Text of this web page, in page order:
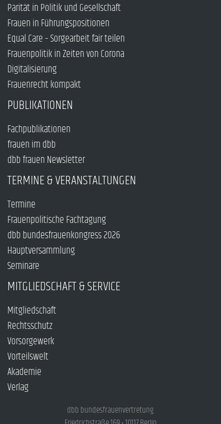
Parität in Politik und Gesellschaft
Frauen in Führungspositionen
Equal Care – Sorgearbeit fair teilen
Frauenpolitik in Zeiten von Corona
Digitalisierung
Frauenrecht kompakt
PUBLIKATIONEN
Fachpublikationen
frauen im dbb
dbb frauen Newsletter
TERMINE & VERANSTALTUNGEN
Termine
Frauenpolitische Fachtagung
dbb bundesfrauenkongress 2026
Hauptversammlung
Seminare
MITGLIEDSCHAFT & SERVICE
Mitgliedschaft
Rechtsschutz
Vorsorgewerk
Vorteilswelt
Akademie
Verlag
dbb bundesfrauenvertretung